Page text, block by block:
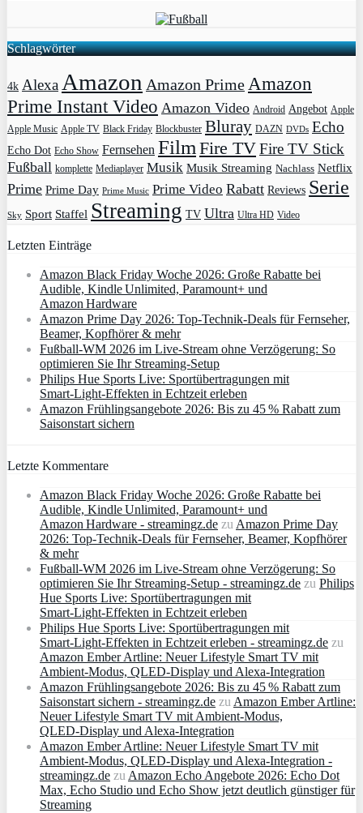
Schlagwörter
4k AlexaAmazon Amazon PrimeAmazon
Prime Instant Video Amazon Video Android Angebot Apple
Apple Music Apple TV Black Friday Blockbuster Bluray DAZN DVDs Echo
Echo Dot Echo Show Fernsehen FilmFire TVFire TV Stick
Fußball komplette Mediaplayer Musik Musik Streaming Nachlass Netflix
Prime Prime Day Prime Music Prime Video Rabatt Reviews Serie
Sky Sport Staffel Streaming TV Ultra Ultra HD Video
Letzten Einträge
Amazon Black Friday Woche 2026: Große Rabatte bei
Audible, Kindle Unlimited, Paramount+ und
Amazon Hardware
Amazon Prime Day 2026: Top-Technik-Deals für Fernseher,
Beamer, Kopfhörer & mehr
Fußball-WM 2026 im Live-Stream ohne Verzögerung: So
optimieren Sie Ihr Streaming-Setup
Philips Hue Sports Live: Sportübertragungen mit
Smart‑Light‑Effekten in Echtzeit erleben
Amazon Frühlingsangebote 2026: Bis zu 45 % Rabatt zum
Saisonstart sichern
Letzte Kommentare
Amazon Black Friday Woche 2026: Große Rabatte bei
Audible, Kindle Unlimited, Paramount+ und
Amazon Hardware - streamingz.de zuAmazon Prime Day
2026: Top-Technik-Deals für Fernseher, Beamer, Kopfhörer
& mehr
Fußball-WM 2026 im Live-Stream ohne Verzögerung: So
optimieren Sie Ihr Streaming-Setup - streamingz.de zu Philips
Hue Sports Live: Sportübertragungen mit
Smart‑Light‑Effekten in Echtzeit erleben
Philips Hue Sports Live: Sportübertragungen mit
Smart‑Light‑Effekten in Echtzeit erleben - streamingz.de zu
Amazon Ember Artline: Neuer Lifestyle Smart TV mit
Ambient‑Modus, QLED‑Display und Alexa‑Integration
Amazon Frühlingsangebote 2026: Bis zu 45 % Rabatt zum
Saisonstart sichern - streamingz.de zuAmazon Ember Artline:
Neuer Lifestyle Smart TV mit Ambient‑Modus,
QLED‑Display und Alexa‑Integration
Amazon Ember Artline: Neuer Lifestyle Smart TV mit
Ambient‑Modus, QLED‑Display und Alexa‑Integration -
streamingz.de zuAmazon Echo Angebote 2026: Echo Dot
Max, Echo Studio und Echo Show jetzt deutlich günstiger für
Streaming